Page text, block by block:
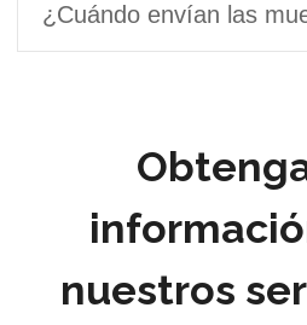
¿Cuándo envían las
nuestros